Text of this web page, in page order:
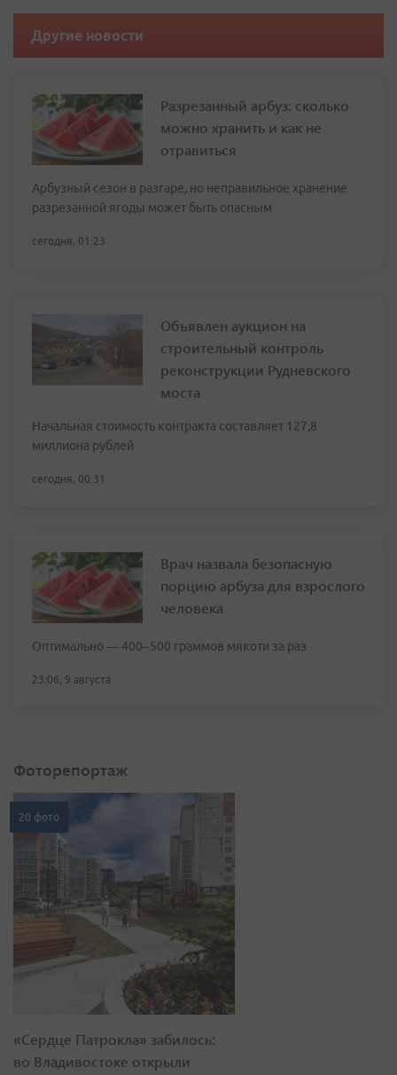
Другие новости
Разрезанный арбуз: сколько
можно хранить и как не
отравиться
Арбузный сезон в разгаре, но неправильное хранение
разрезанной ягоды может быть опасным
сегодня, 01:23
Объявлен аукцион на
строительный контроль
реконструкции Рудневского
моста
Начальная стоимость контракта составляет 127,8
миллиона рублей
сегодня, 00:31
Врач назвала безопасную
порцию арбуза для взрослого
человека
Оптимально — 400–500 граммов мякоти за раз
23:06, 9 августа
Фоторепортаж
20 фото
«Сердце Патрокла» забилось:
во Владивостоке открыли